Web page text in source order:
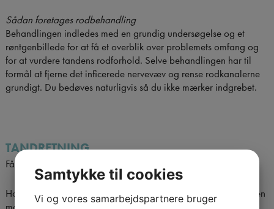
Sådan foretages rodbehandling
Behandlingen indledes med en grundig undersøgelse og et
røntgenbillede for at få et overblik over problemets omfang og
for at vurdere tandens rodforhold. Selve behandlingen har til
formål at fjerne det inficerede nervevæv og rense rodkanalerne
grundigt. Du bedøves naturligvis så du ikke mærker indgrebet.
TANDRETNING
Få smukke tænder med usynlig bøjle.
Hos Tandlægerne i Ballerup kan du få rettet dine tænder med en
Samtykke til cookies
Vi og vores samarbejdspartnere bruger